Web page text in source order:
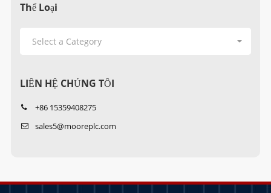
Thể Loại
LIÊN HỆ CHÚNG TÔI
+86 15359408275
sales5@mooreplc.com